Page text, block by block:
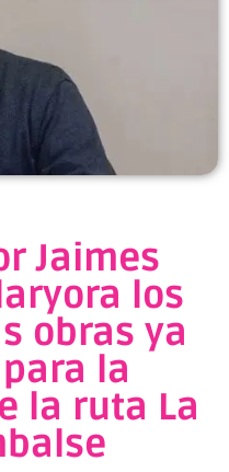
Jaimes
los
obras ya
la
la ruta La